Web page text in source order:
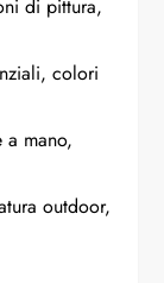
di pittura,
colori
mano,
outdoor,